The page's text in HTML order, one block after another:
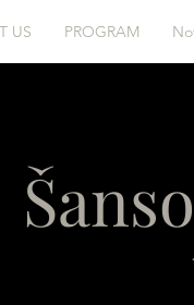
US PROGRAM